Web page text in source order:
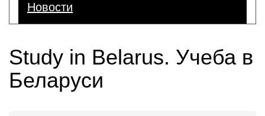
Новости
Study in Belarus. Учеба в
Беларуси